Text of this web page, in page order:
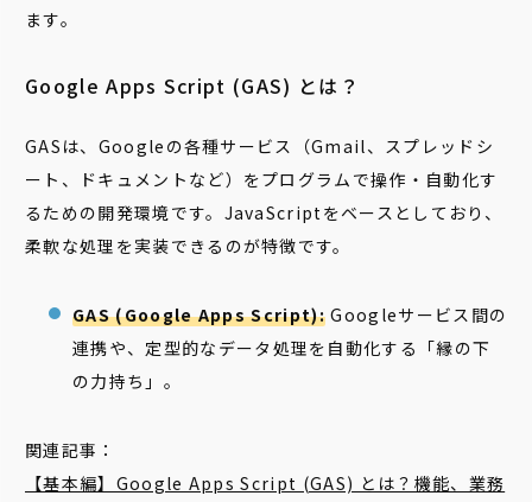
ます。
Google Apps Script (GAS) とは？
GASは、Googleの各種サービス（Gmail、スプレッドシ
ート、ドキュメントなど）をプログラムで操作・自動化す
るための開発環境です。JavaScriptをベースとしており、
柔軟な処理を実装できるのが特徴です。
GAS (Google Apps Script): Googleサービス間の
連携や、定型的なデータ処理を自動化する「縁の下
の力持ち」。
関連記事：
【基本編】Google Apps Script (GAS) とは？機能、業務